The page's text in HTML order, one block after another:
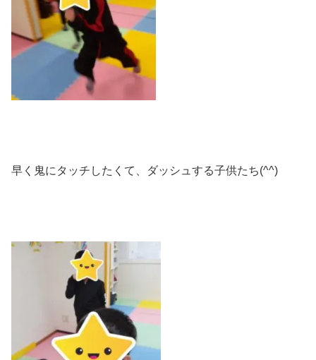
早く鬼にタッチしたくて、ダッシュする子供たち(^^)